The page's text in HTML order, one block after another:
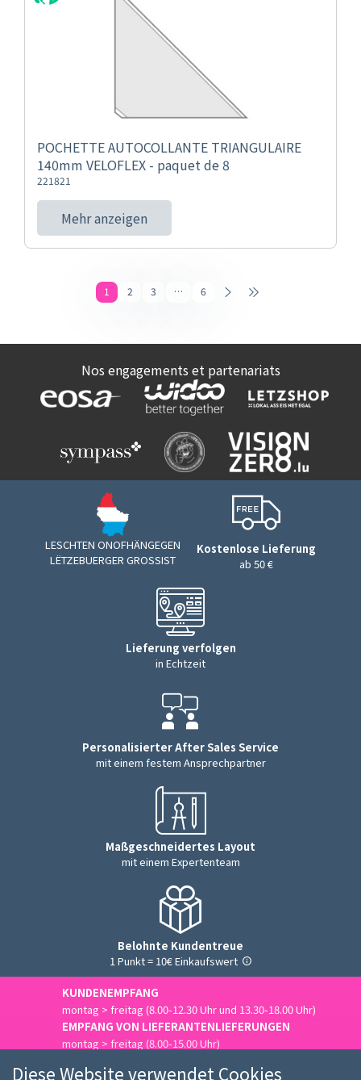
POCHETTE AUTOCOLLANTE TRIANGULAIRE
140mm VELOFLEX - paquet de 8
221821
Mehr anzeigen
1 2 3 … 6
Nos engagements et partenariats
LESCHTEN ONOFHÄNGEGEN
LËTZEBUERGER GROSSIST
Kostenlose Lieferung
ab 50 €
Lieferung verfolgen
in Echtzeit
Personalisierter After Sales Service
mit einem festem Ansprechpartner
Maßgeschneidertes Layout
mit einem Expertenteam
Belohnte Kundentreue
1 Punkt = 10€ Einkaufswert
KUNDENEMPFANG
montag > freitag (8.00-12.30 Uhr und 13.30-18.00 Uhr)
EMPFANG VON LIEFERANTENLIEFERUNGEN
montag > freitag (8.00-15.00 Uhr)
Diese Website verwendet Cookies